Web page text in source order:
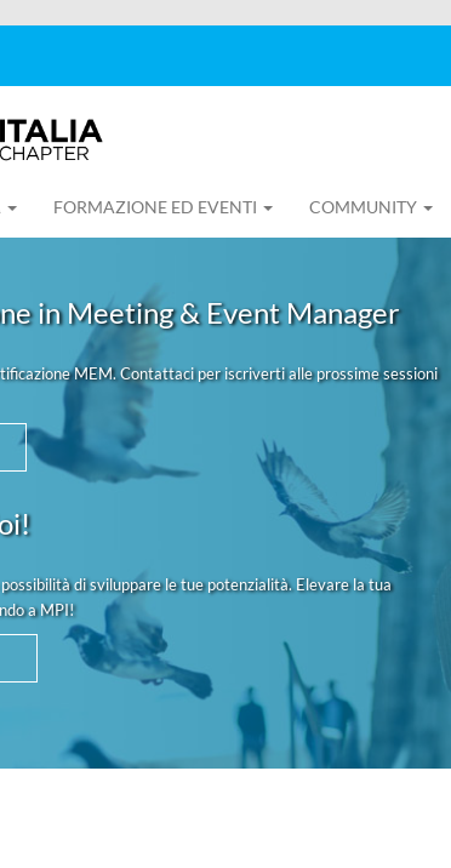
FORMAZIONE ED EVENTI COMMUNITY
in Meeting & Event Manager
MEM. Contattaci per iscriverti alle prossime sessioni
di sviluppare le tue potenzialità. Elevare la tua
a MPI!